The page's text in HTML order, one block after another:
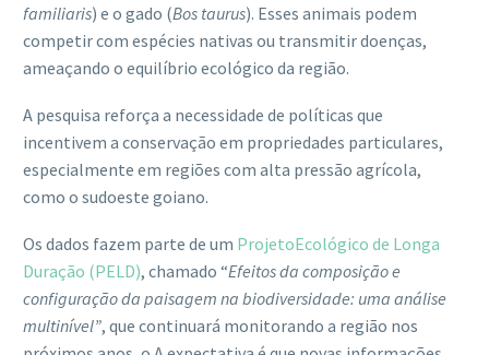
familiaris) e o gado (Bos taurus). Esses animais podem
competir com espécies nativas ou transmitir doenças,
ameaçando o equilíbrio ecológico da região.
A pesquisa reforça a necessidade de políticas que
incentivem a conservação em propriedades particulares,
especialmente em regiões com alta pressão agrícola,
como o sudoeste goiano.
Os dados fazem parte de um ProjetoEcológico de Longa
Duração (PELD), chamado “Efeitos da composição e
configuração da paisagem na biodiversidade: uma análise
multinível”, que continuará monitorando a região nos